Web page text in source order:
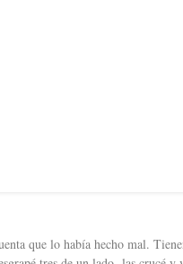
que lo había hecho mal.